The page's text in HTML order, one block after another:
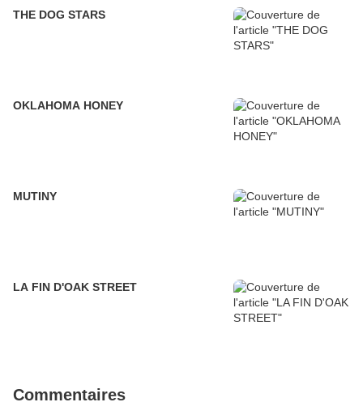
THE DOG STARS
OKLAHOMA HONEY
MUTINY
LA FIN D'OAK STREET
Commentaires